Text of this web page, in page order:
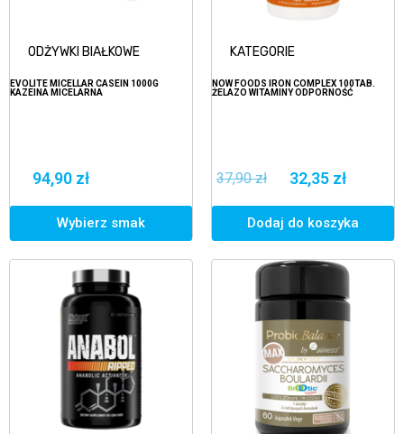
ODŻYWKI BIAŁKOWE
EVOLITE MICELLAR CASEIN 1000G
KAZEINA MICELARNA
94,90 zł
Wybierz smak
KATEGORIE
NOW FOODS IRON COMPLEX 100TAB.
ŻELAZO WITAMINY ODPORNOŚĆ
37,90 zł 32,35 zł
Dodaj do koszyka